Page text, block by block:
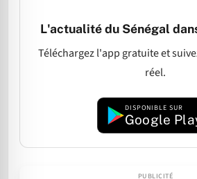
L'actualité du Sénégal
Téléchargez l'app gratuite et
réel.
DISPONIBLE SUR
Google